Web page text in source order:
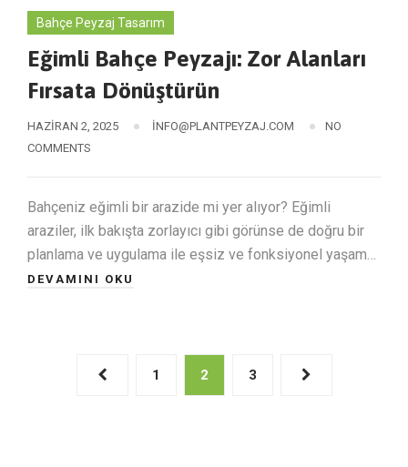
Bahçe Peyzaj Tasarım
Eğimli Bahçe Peyzajı: Zor Alanları
Fırsata Dönüştürün
HAZIRAN 2, 2025 INFO@PLANTPEYZAJ.COM
NO
COMMENTS
Bahçeniz eğimli bir arazide mi yer alıyor? Eğimli
araziler, ilk bakışta zorlayıcı gibi görünse de doğru bir
planlama ve uygulama ile eşsiz ve fonksiyonel yaşam…
DEVAMINI OKU
1 2 3